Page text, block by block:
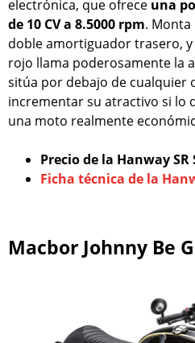
electrónica, que ofrece una
de 10 CV a 8.5000 rpm.
doble amortiguador trasero,
rojo llama poderosamente la
sitúa por debajo de cualquier
incrementar su atractivo si lo
una moto realmente
Precio de la Hanway SR
Ficha técnica de la
Macbor Johnny Be